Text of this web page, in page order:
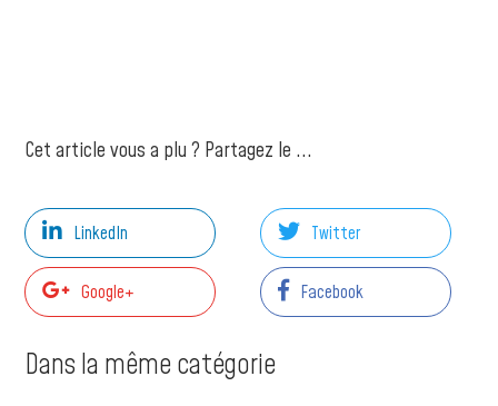
Cet article vous a plu ? Partagez le ...
LinkedIn Twitter
Google+ Facebook
Dans la même catégorie